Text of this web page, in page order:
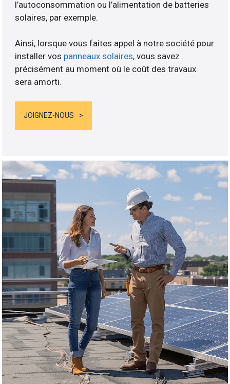
l’autoconsommation ou l’alimentation de batteries
solaires, par exemple.
Ainsi, lorsque vous faites appel à notre société pour
installer vos panneaux solaires, vous savez
précisément au moment où le coût des travaux
sera amorti.
JOIGNEZ-NOUS